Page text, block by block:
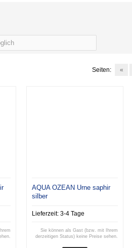
Seiten: «
AQUA OZEAN Urne saphir
silber
Lieferzeit:3-4 Tage
Sie können als Gast (bzw. mit Ihrem
derzeitigen Status) keine Preise sehen.